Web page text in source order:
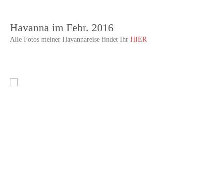
Havanna im Febr. 2016
Alle Fotos meiner Havannareise findet Ihr HIER